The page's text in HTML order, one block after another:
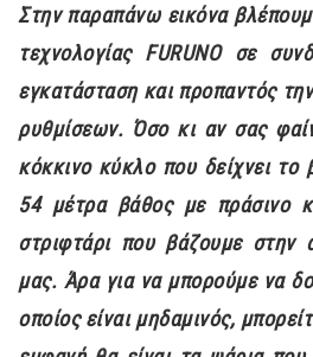
Στην παραπάνω εικόνα
τεχνολογίας FURUNO σε
εγκατάσταση και προπαντός
ρυθμίσεων. Όσο κι αν σας
κόκκινο κύκλο που δείχνει το
54 μέτρα βάθος με πράσινο
στριφτάρι που βάζουμε στην
μας. Άρα για να μπορούμε να
οποίος είναι μηδαμινός,